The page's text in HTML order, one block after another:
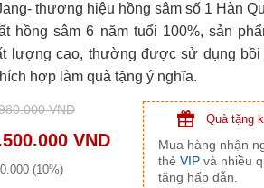
thương hiệu hồng sâm số 1 Hàn
hồng sâm 6 năm tuổi 100%, sản
lượng cao, thường được sử dụng bồi
hợp làm quà tặng ý nghĩa.
VND
VND
(10%)
Quà tặng
Mua hàng nhận
thẻ VIP và nhiều
tặng hấp dẫn.